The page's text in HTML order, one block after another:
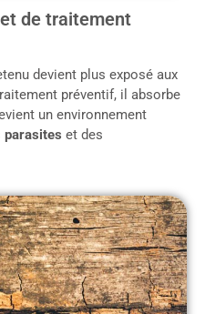
de traitement
devient plus exposé aux
préventif, il absorbe
un environnement
parasites et des